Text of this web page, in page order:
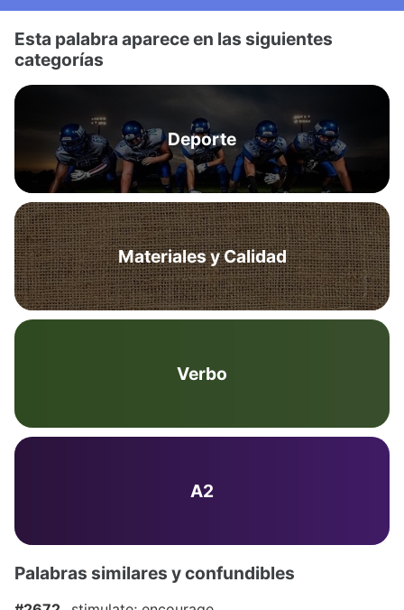
Esta palabra aparece en las siguientes
categorías
Deporte
Materiales y Calidad
Verbo
A2
Palabras similares y confundibles